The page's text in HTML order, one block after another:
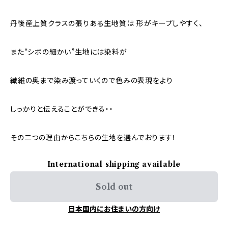
丹後産上質クラスの張りある生地質は 形がキープしやすく、
また“シボの細かい”生地には染料が
繊維の奥まで染み渡っていくので色みの表現をより
しっかりと伝えることができる・・
その二つの理由からこちらの生地を選んでおります！
International shipping available
Sold out
日本国内にお住まいの方向け